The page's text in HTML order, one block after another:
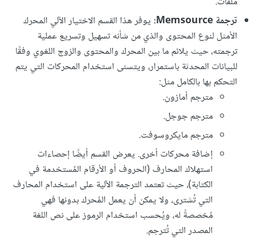
ترجمة Memsource:
يوفر هذا القسم الاختيار الآلي المحرك
الأمثل لنوع المحتوى والذي من شأنه تسهيل وتسريع عملية
ترجمته، حيث يلائم ما بين المحرك والمحتوى والزوج اللغوي وفقًا
للبيانات المحدثة باستمرار، ويتسنى استخدام المحركات التي يتم
التحكم بها بالكامل مثل:
مترجم أمازون.
مترجم جوجل.
مترجم مايكروسوفت.
إضافة محركات أخرى. يعرض القسم أيضًا إحصاءات
استهلاك المحارف (الحروف أو الأرقام المُستخدمة في
الكتابة)، حيث تعتمد الترجمة الآلية على استخدام المحارف
التي تُشترى، ولا يمكن أن يعمل المُحرك بدونها فهي
مُخصصةً له، ويُحسب استخدام الرموز على نص اللغة
المصدر التي تُترجم.